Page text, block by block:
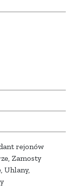
rejonów
Zamosty
Uhlany,